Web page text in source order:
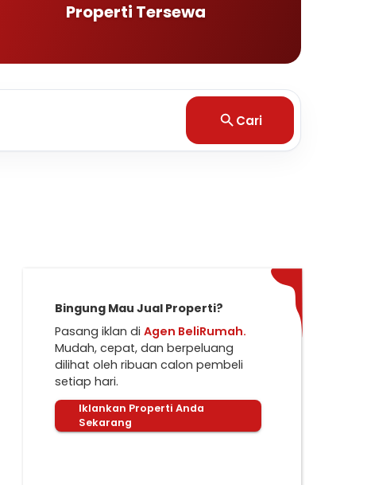
Properti Tersewa
Cari
Bingung Mau Jual Properti?
Pasang iklan di Agen BeliRumah.
Mudah, cepat, dan berpeluang
dilihat oleh ribuan calon pembeli
setiap hari.
Iklankan Properti Anda
Sekarang